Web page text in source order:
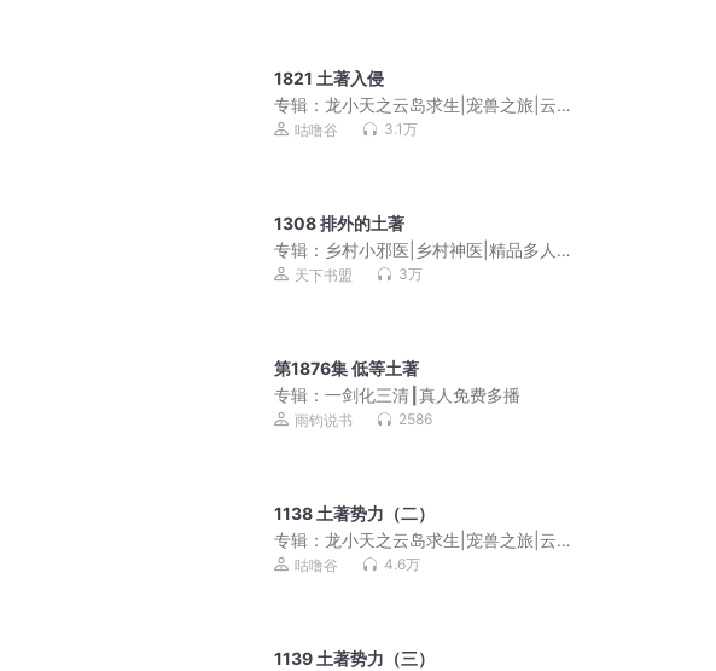
1821 土著入侵
专辑： 龙小天之云岛求生|宠兽之旅|云岛
冒险|积极努力
咕噜谷 3.1万
1308 排外的土著
专辑： 乡村小邪医|乡村神医|精品多人有
声剧天下书盟 3万
第1876集 低等土著
专辑： 一剑化三清┃真人免费多播
雨钧说书 2586
1138 土著势力（二）
专辑： 龙小天之云岛求生|宠兽之旅|云岛
冒险|积极努力
咕噜谷 4.6万
1139 土著势力（三）